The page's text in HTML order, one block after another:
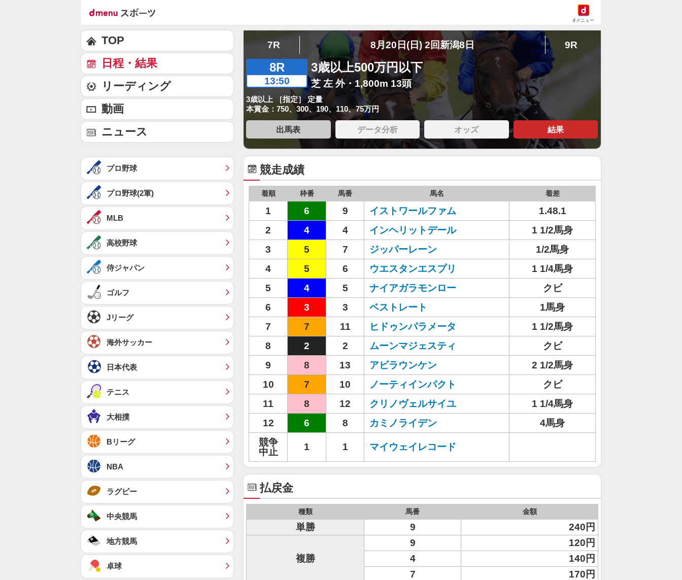
dメニュー
7R 8月20日(日) 2回新潟8日 9R
8R
13:50
3歳以上500万円以下
芝 左 外・1,800m 13頭
3歳以上 ［指定］ 定量
本賞金：750、300、190、110、75万円
出馬表 データ分析 オッズ 結果
競走成績
着順 枠番 馬番 馬名 着差
1 6 9 イストワールファム
1.48.1
2
4 4 インヘリットデール
1 1/2馬身
3
5 7 ジッパーレーン
1/2馬身
4
5 6 ウエスタンエスプリ
1 1/4馬身
5
4 5 ナイアガラモンロー
クビ
6
3 3 ベストレート
1馬身
7
7 11 ヒドゥンパラメータ
1 1/2馬身
8
2 2 ムーンマジェスティ
クビ
9
8 13 アビラウンケン
2 1/2馬身
10
7 10 ノーティインパクト
クビ
11
8 12 クリノヴェルサイユ
1 1/4馬身
12
6 8 カミノライデン
4馬身
競争
中止
1 1 マイウェイレコード
払戻金
種類 馬番 金額
単勝 9 240円
複勝
9
120円
4
140円
7
170円
TOP
日程・結果
リーディング
動画
ニュース
プロ野球
プロ野球(2軍)
MLB
高校野球
侍ジャパン
ゴルフ
Jリーグ
海外サッカー
日本代表
テニス
大相撲
Bリーグ
NBA
ラグビー
中央競馬
地方競馬
卓球